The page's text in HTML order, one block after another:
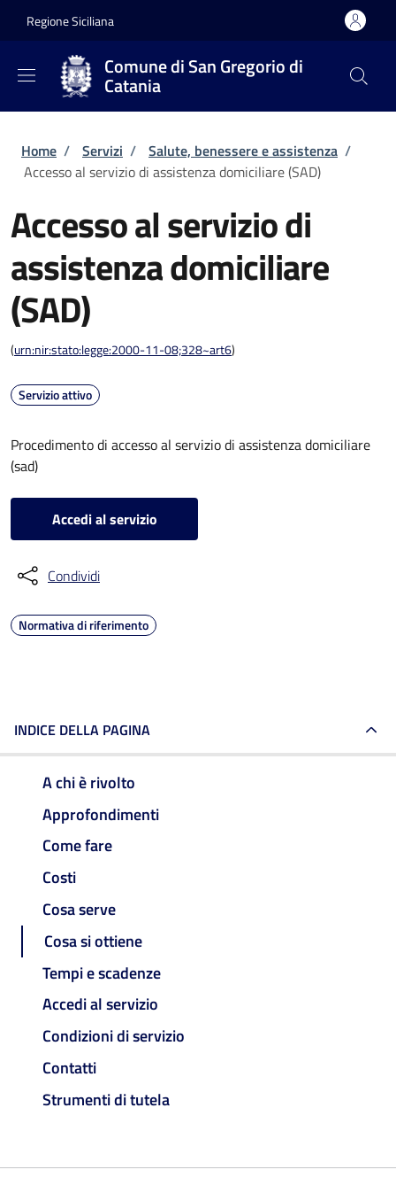
Regione Siciliana
Comune di San Gregorio di
Catania
Briciole di pane
Home / Servizi / Salute, benessere e assistenza /
Accesso al servizio di assistenza domiciliare (SAD)
Accesso al servizio di
assistenza domiciliare
(SAD)
(urn:nir:stato:legge:2000-11-08;328~art6)
Servizio attivo
Procedimento di accesso al servizio di assistenza domiciliare
(sad)
Accedi al servizio
Condividi
Normativa di riferimento
INDICE DELLA PAGINA
A chi è rivolto
Approfondimenti
Come fare
Costi
Cosa serve
Cosa si ottiene
Tempi e scadenze
Accedi al servizio
Condizioni di servizio
Contatti
Strumenti di tutela